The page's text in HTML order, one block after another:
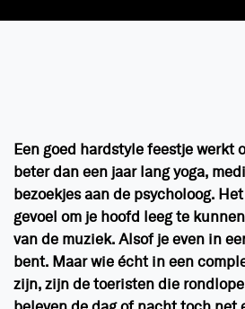
Een goed hardstyle feestje werkt
beter dan een jaar lang yoga,
bezoekjes aan de psycholoog.
gevoel om je hoofd leeg te
van de muziek. Alsof je even in
bent. Maar wie écht in een
zijn, zijn de toeristen die